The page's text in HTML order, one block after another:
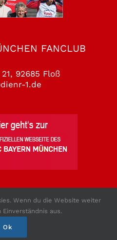
FANCLUB
92685 Floß
1.de
- FCB Fanclub Floss e.V.
1988
Wenn du die Website weiter
aus.
Ok